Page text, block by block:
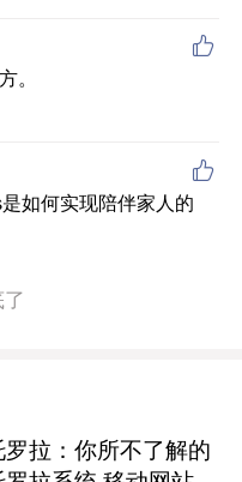

。

如何实现陪伴家人的
罗拉：你所不了解的